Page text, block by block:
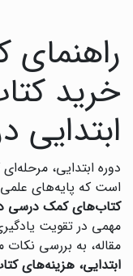
راهنمای
خرید
ابتدایی
دوره ابتدایی،
است که پایه‌های
کتاب‌های کمک درسی
مهمی در تقویت
مقاله، به بررسی نکات
ابتدایی، هزینه‌های